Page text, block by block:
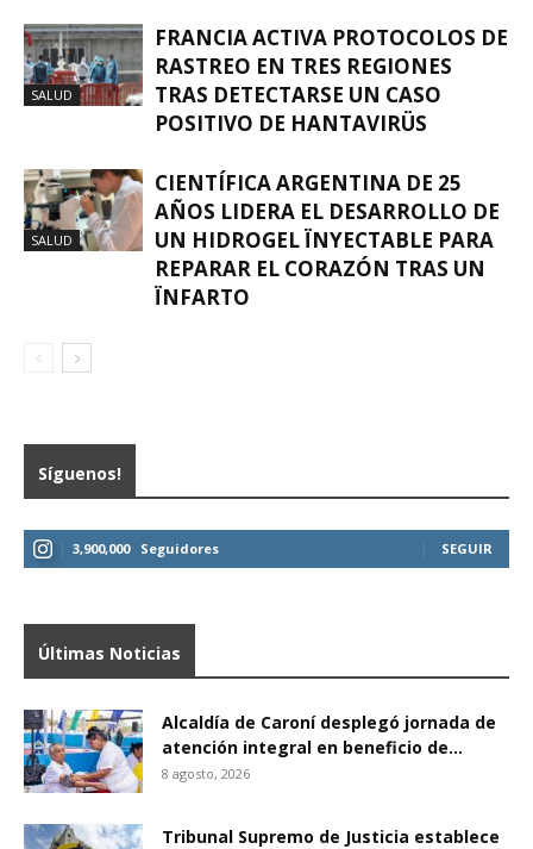
SALUD
FRANCIA ACTIVA PROTOCOLOS DE
RASTREO EN TRES REGIONES
TRAS DETECTARSE UN CASO
POSITIVO DE HANTAVIRÜS
SALUD
CIENTÍFICA ARGENTINA DE 25
AÑOS LIDERA EL DESARROLLO DE
UN HIDROGEL ÏNYECTABLE PARA
REPARAR EL CORAZÓN TRAS UN
ÏNFARTO
Síguenos!
3,900,000 Seguidores SEGUIR
Últimas Noticias
Alcaldía de Caroní desplegó jornada de
atención integral en beneficio de...
8 agosto, 2026
Tribunal Supremo de Justicia establece